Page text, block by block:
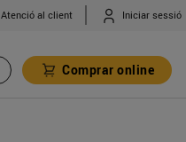
Atenció al client Iniciar sessió
Comprar online